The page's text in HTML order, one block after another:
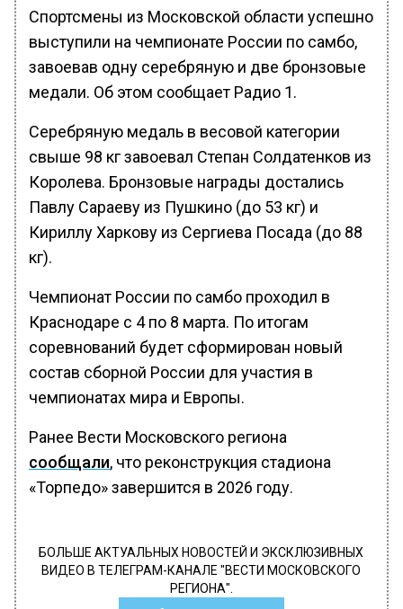
Спортсмены из Московской области успешно
выступили на чемпионате России по самбо,
завоевав одну серебряную и две бронзовые
медали. Об этом сообщает Радио 1.
Серебряную медаль в весовой категории
свыше 98 кг завоевал Степан Солдатенков из
Королева. Бронзовые награды достались
Павлу Сараеву из Пушкино (до 53 кг) и
Кириллу Харкову из Сергиева Посада (до 88
кг).
Чемпионат России по самбо проходил в
Краснодаре с 4 по 8 марта. По итогам
соревнований будет сформирован новый
состав сборной России для участия в
чемпионатах мира и Европы.
Ранее Вести Московского региона
сообщали, что реконструкция стадиона
«Торпедо» завершится в 2026 году.
БОЛЬШЕ АКТУАЛЬНЫХ НОВОСТЕЙ И ЭКСКЛЮЗИВНЫХ
ВИДЕО В ТЕЛЕГРАМ-КАНАЛЕ "ВЕСТИ МОСКОВСКОГО
РЕГИОНА".